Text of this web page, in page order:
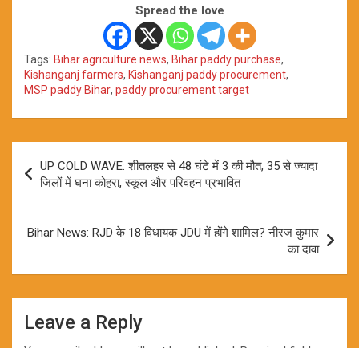
Spread the love
Tags: Bihar agriculture news, Bihar paddy purchase,
Kishanganj farmers, Kishanganj paddy procurement,
MSP paddy Bihar, paddy procurement target
navigation
UP COLD WAVE: शीतलहर से 48 घंटे में 3 की मौत, 35 से ज्यादा
जिलों में घना कोहरा, स्कूल और परिवहन प्रभावित
Bihar News: RJD के 18 विधायक JDU में होंगे शामिल? नीरज कुमार
का दावा
Leave a Reply